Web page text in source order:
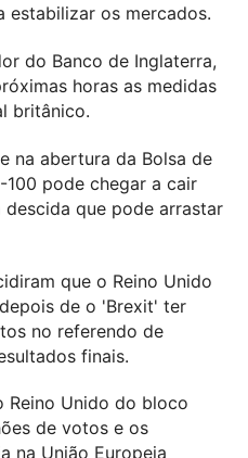
estabilizar os mercados.
do Banco de Inglaterra,
horas as medidas
britânico.
na abertura da Bolsa de
100 pode chegar a cair
que pode arrastar
que o Reino Unido
de o 'Brexit' ter
no referendo de
finais.
Reino Unido do bloco
de votos e os
na União Europeia